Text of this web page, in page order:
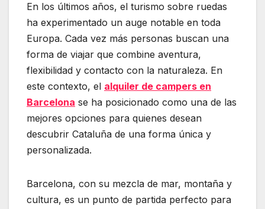
En los últimos años, el turismo sobre ruedas
ha experimentado un auge notable en toda
Europa. Cada vez más personas buscan una
forma de viajar que combine aventura,
flexibilidad y contacto con la naturaleza. En
este contexto, el alquiler de campers en
Barcelona se ha posicionado como una de las
mejores opciones para quienes desean
descubrir Cataluña de una forma única y
personalizada.
Barcelona, con su mezcla de mar, montaña y
cultura, es un punto de partida perfecto para